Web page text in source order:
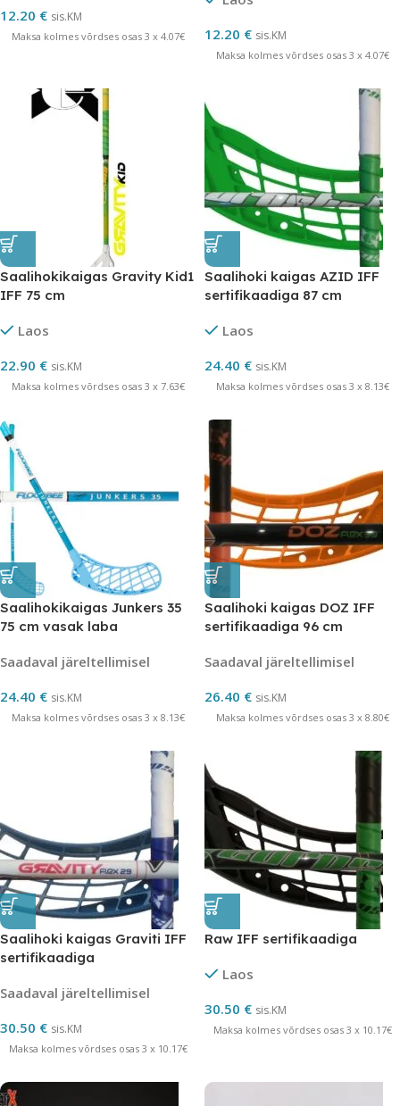
12.20 € sis.KM
Maksa kolmes võrdses osas 3 x 4.07€
12.20 € sis.KM
Maksa kolmes võrdses osas 3 x 4.07€
Saalihokikaigas Gravity Kid1
IFF 75 cm
Laos
22.90 € sis.KM
Maksa kolmes võrdses osas 3 x 7.63€
Saalihoki kaigas AZID IFF
sertifikaadiga 87 cm
Laos
24.40 € sis.KM
Maksa kolmes võrdses osas 3 x 8.13€
Saalihokikaigas Junkers 35
75 cm vasak laba
Saadaval järeltellimisel
24.40 € sis.KM
Maksa kolmes võrdses osas 3 x 8.13€
Saalihoki kaigas DOZ IFF
sertifikaadiga 96 cm
Saadaval järeltellimisel
26.40 € sis.KM
Maksa kolmes võrdses osas 3 x 8.80€
Saalihoki kaigas Graviti IFF
sertifikaadiga
Saadaval järeltellimisel
30.50 € sis.KM
Maksa kolmes võrdses osas 3 x 10.17€
Raw IFF sertifikaadiga
Laos
30.50 € sis.KM
Maksa kolmes võrdses osas 3 x 10.17€